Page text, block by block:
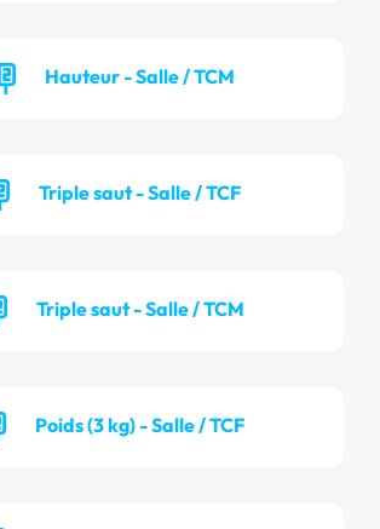
Hauteur - Salle / TCM
Triple saut - Salle / TCF
Triple saut - Salle / TCM
Poids (3 kg) - Salle / TCF